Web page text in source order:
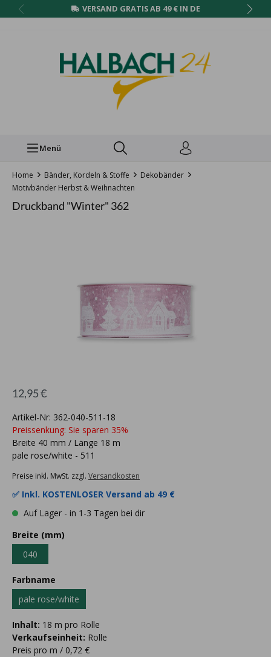
VERSAND GRATIS AB 49 € IN DE
Menü
Home Bänder, Kordeln & Stoffe
Dekobänder
Motivbänder Herbst & Weihnachten
Druckband "Winter" 362
12,95 €
Artikel-Nr: 362-040-511-18
Preissenkung: Sie sparen 35%
Breite 40 mm / Länge 18 m
pale rose/white - 511
Preise inkl. MwSt. zzgl. Versandkosten
✅ Inkl. KOSTENLOSER Versand ab 49 €
Auf Lager - in 1-3 Tagen bei dir
Breite (mm)
040
Farbname
pale rose/white
Inhalt: 18 m pro Rolle
Verkaufseinheit: Rolle
Preis pro m / 0,72 €